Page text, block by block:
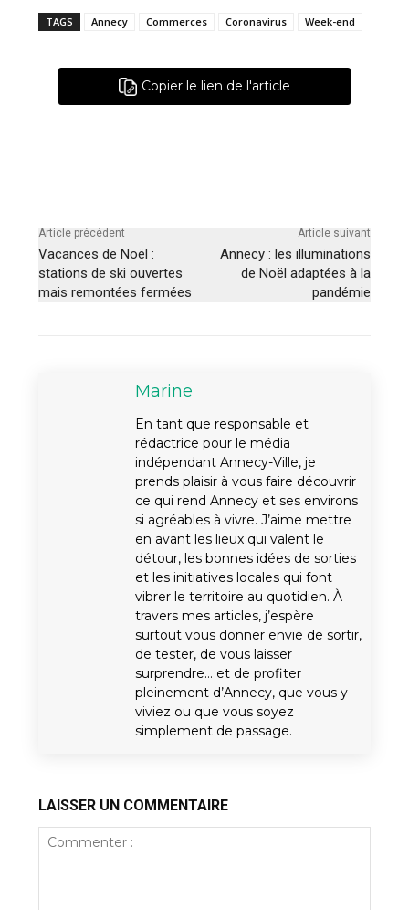
TAGS Annecy Commerces Coronavirus Week-end
Copier le lien de l'article
Article précédent
Vacances de Noël :
stations de ski ouvertes
mais remontées fermées
Article suivant
Annecy : les illuminations
de Noël adaptées à la
pandémie
Marine
En tant que responsable et
rédactrice pour le média
indépendant Annecy-Ville, je
prends plaisir à vous faire découvrir
ce qui rend Annecy et ses environs
si agréables à vivre. J’aime mettre
en avant les lieux qui valent le
détour, les bonnes idées de sorties
et les initiatives locales qui font
vibrer le territoire au quotidien. À
travers mes articles, j’espère
surtout vous donner envie de sortir,
de tester, de vous laisser
surprendre… et de profiter
pleinement d’Annecy, que vous y
viviez ou que vous soyez
simplement de passage.
LAISSER UN COMMENTAIRE